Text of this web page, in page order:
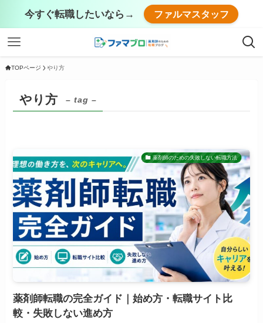
今すぐ転職したいなら→ ファルマスタッフ
TOPページ やり方
やり方 – tag –
薬剤師のための失敗しない転職方法
薬剤師転職の完全ガイド｜始め方・転職サイト比
較・失敗しない進め方